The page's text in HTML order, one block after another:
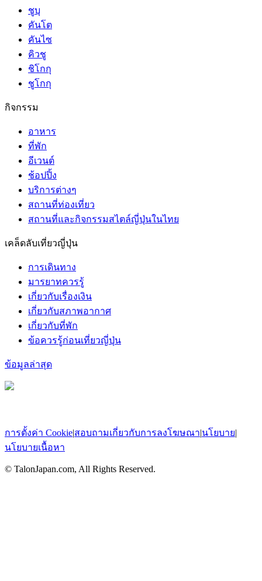
ชูบุ
คันโต
คันไซ
คิวชู
ชิโกกุ
ชูโกกุ
กิจกรรม
อาหาร
ที่พัก
อีเวนต์
ช้อปปิ้ง
บริการต่างๆ
สถานที่ท่องเที่ยว
สถานที่และกิจกรรมสไตล์ญี่ปุ่นในไทย
เคล็ดลับเที่ยวญี่ปุ่น
การเดินทาง
มารยาทควรรู้
เกี่ยวกับเรื่องเงิน
เกี่ยวกับสภาพอากาศ
เกี่ยวกับที่พัก
ข้อควรรู้ก่อนเที่ยวญี่ปุ่น
ข้อมูลล่าสุด
การตั้งค่า Cookie|สอบถามเกี่ยวกับการลงโฆษณา|นโยบาย|
นโยบายเนื้อหา
© TalonJapan.com, All Rights Reserved.